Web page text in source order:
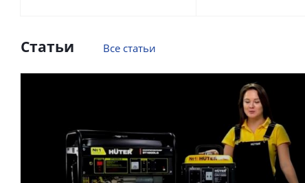
Статьи Все статьи